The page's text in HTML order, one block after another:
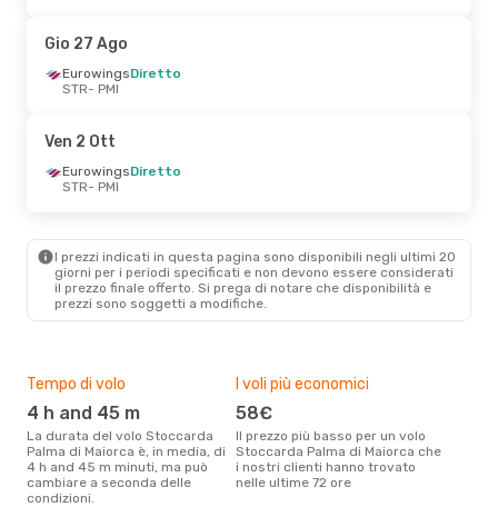
Condor Diretto
PMI - STR
Eurowings
STR - PMI
CondorDiretto
PMI- STR
Gio 27 Ago
EurowingsDiretto
STR- PMI
Ven 2 Ott
EurowingsDiretto
STR- PMI
I prezzi indicati in questa pagina sono disponibili negli ultimi 20
giorni per i periodi specificati e non devono essere considerati
il ​​prezzo finale offerto. Si prega di notare che disponibilità e
prezzi sono soggetti a modifiche.
Tempo di volo
4 h and 45 m
La durata del volo Stoccarda
Palma di Maiorca è, in media, di
4 h and 45 m minuti, ma può
cambiare a seconda delle
condizioni.
I voli più economici
58€
Il prezzo più basso per un volo
Stoccarda Palma di Maiorca che
i nostri clienti hanno trovato
nelle ultime 72 ore